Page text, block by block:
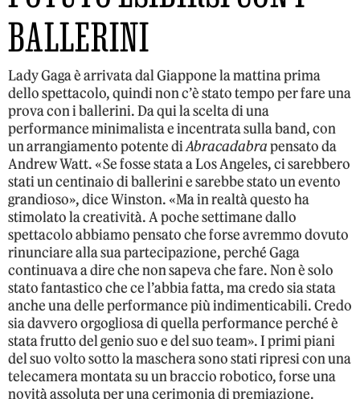
BALLERINI
Lady Gaga è arrivata dal Giappone la mattina prima
dello spettacolo, quindi non c’è stato tempo per fare una
prova con i ballerini. Da qui la scelta di una
performance minimalista e incentrata sulla band, con
un arrangiamento potente diAbracadabrapensato da
Andrew Watt. «Se fosse stata a Los Angeles, ci sarebbero
stati un centinaio di ballerini e sarebbe stato un evento
grandioso», dice Winston. «Ma in realtà questo ha
stimolato la creatività. A poche settimane dallo
spettacolo abbiamo pensato che forse avremmo dovuto
rinunciare alla sua partecipazione, perché Gaga
continuava a dire che non sapeva che fare. Non è solo
stato fantastico che ce l’abbia fatta, ma credo sia stata
anche una delle performance più indimenticabili. Credo
sia davvero orgogliosa di quella performance perché è
stata frutto del genio suo e del suo team». I primi piani
del suo volto sotto la maschera sono stati ripresi con una
telecamera montata su un braccio robotico, forse una
novità assoluta per una cerimonia di premiazione.